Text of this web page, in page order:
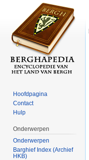
Hoofdpagina
Contact
Hulp
Onderwerpen
Onderwerpen
Barghief Index (Archief
HKB)